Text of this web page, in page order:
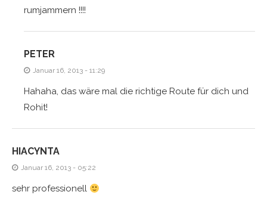
rumjammern !!!!
PETER
Januar 16, 2013 - 11:29
Hahaha, das wäre mal die richtige Route für dich und
Rohit!
HIACYNTA
Januar 16, 2013 - 05:22
sehr professionell